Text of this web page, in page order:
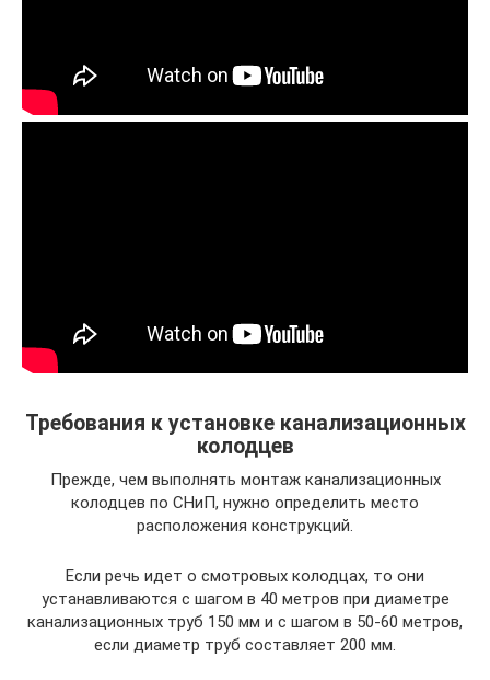
Требования к установке канализационных
колодцев
Прежде, чем выполнять монтаж канализационных
колодцев по СНиП, нужно определить место
расположения конструкций.
Если речь идет о смотровых колодцах, то они
устанавливаются с шагом в 40 метров при диаметре
канализационных труб 150 мм и с шагом в 50-60 метров,
если диаметр труб составляет 200 мм.